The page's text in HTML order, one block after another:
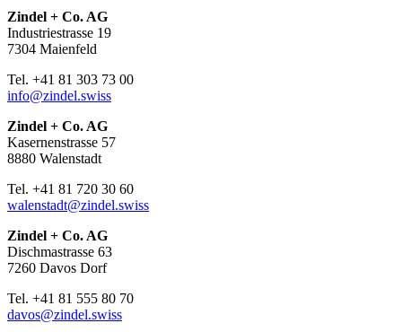
Zindel + Co. AG
Industriestrasse 19
7304 Maienfeld
Tel. +41 81 303 73 00
info@zindel.swiss
Zindel + Co. AG
Kasernenstrasse 57
8880 Walenstadt
Tel. +41 81 720 30 60
walenstadt@zindel.swiss
Zindel + Co. AG
Dischmastrasse 63
7260 Davos Dorf
Tel. +41 81 555 80 70
davos@zindel.swiss